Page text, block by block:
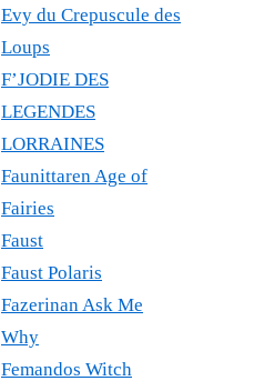
Evy du Crepuscule des
Loups
F’JODIE DES
LEGENDES
LORRAINES
Faunittaren Age of
Fairies
Faust
Faust Polaris
Fazerinan Ask Me
Why
Femandos Witch